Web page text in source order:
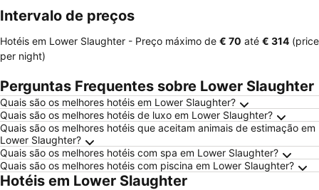
Intervalo de preços
Hotéis em Lower Slaughter - Preço máximo de ‎€ 70 até ‎€ 314 (price
per night)
Perguntas Frequentes sobre Lower Slaughter
Quais são os melhores hotéis em Lower Slaughter?
Quais são os melhores hotéis de luxo em Lower Slaughter?
Quais são os melhores hotéis que aceitam animais de estimação em
Lower Slaughter?
Quais são os melhores hotéis com spa em Lower Slaughter?
Quais são os melhores hotéis com piscina em Lower Slaughter?
Hotéis em Lower Slaughter